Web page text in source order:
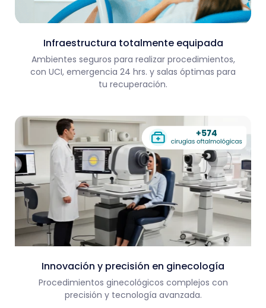
Infraestructura totalmente equipada
Ambientes seguros para realizar procedimientos,
con UCI, emergencia 24 hrs. y salas óptimas para
tu recuperación.
Innovación y precisión en ginecología
Procedimientos ginecológicos complejos con
precisión y tecnología avanzada.